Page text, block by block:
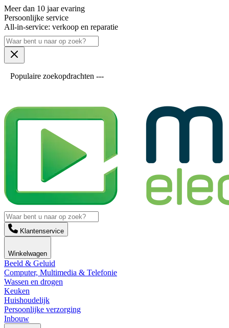
Meer dan 10 jaar evaring
Persoonlijke service
All-in-service: verkoop en reparatie
Populaire zoekopdrachten ---
Klantenservice
Winkelwagen
Beeld & Geluid
Computer, Multimedia & Telefonie
Wassen en drogen
Keuken
Huishoudelijk
Persoonlijke verzorging
Inbouw